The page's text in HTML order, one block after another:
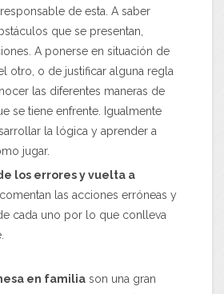
de esta. A saber
que se presentan,
A ponerse en situación de
otro, o de justificar alguna regla
las diferentes maneras de
se tiene enfrente. Igualmente
la lógica y aprender a
jugar.
los errores y vuelta a
las acciones erróneas y
cada uno por lo que conlleva
en familia son una gran